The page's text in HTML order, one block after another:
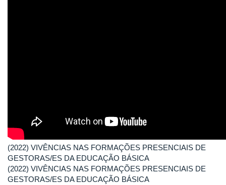
(2022) VIVÊNCIAS NAS FORMAÇÕES PRESENCIAIS DE
GESTORAS/ES DA EDUCAÇÃO BÁSICA
(2022) VIVÊNCIAS NAS FORMAÇÕES PRESENCIAIS DE
GESTORAS/ES DA EDUCAÇÃO BÁSICA